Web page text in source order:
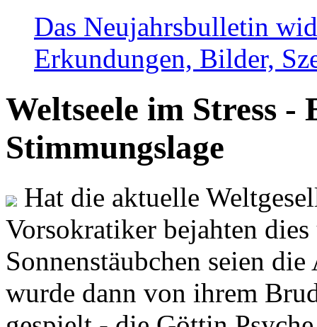
Das Neujahrsbulletin
Erkundungen, Bilder,
Weltseele im Stress -
Stimmungslage
Hat die aktuelle
Vorsokratiker bejahten
Sonnenstäubchen seien
wurde dann von ihrem